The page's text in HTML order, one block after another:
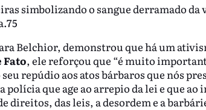
simbolizando o sangue derramado
Belchior, demonstrou que há um
Fato, ele reforçou que “é muito
repúdio aos atos bárbaros que nós
que age ao arrepio da lei e que ao
direitos, das leis, a desordem e a